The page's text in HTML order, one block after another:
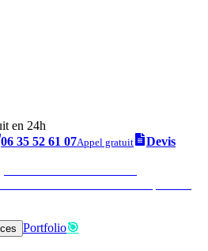
en 24h
06 35 52 61 07Appel gratuit
Devis
Portfolio🎯